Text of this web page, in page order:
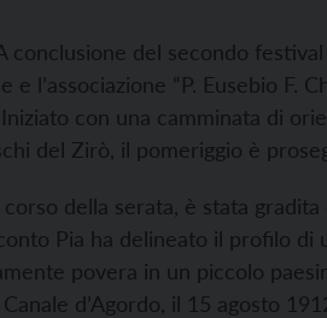
conclusione del secondo
e l’associazione “P. Eusebio F.
Iniziato con una camminata di
del Zirò, il pomeriggio è
della serata, è stata
Pia ha delineato il profilo di
povera in un piccolo
d’Agordo, il 15 agosto